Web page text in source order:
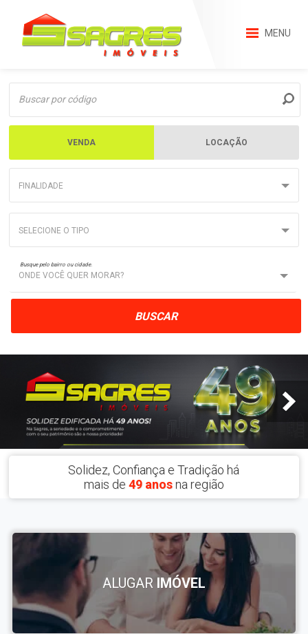
MENU
VENDA LOCAÇÃO
FINALIDADE
SELECIONE O TIPO
Busque pelo bairro ou cidade.
ONDE VOCÊ QUER MORAR?
BUSCAR
Solidez, Confiança e Tradição há
mais de 49 anosna região
ALUGAR IMÓVEL